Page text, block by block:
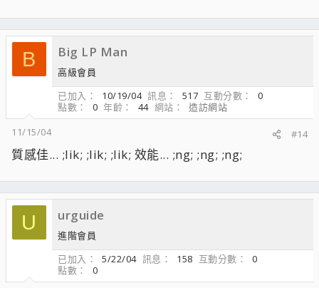
B Big LP Man
高級會員
已加入
10/19/04 訊息 517 互動分數
0
點數
0 年齡 44 網站
造訪網站
11/15/04
#14
質感佳... ;lik; ;lik; ;lik; 效能... ;ng; ;ng; ;ng;
U urguide
進階會員
已加入
5/22/04 訊息 158 互動分數
0
點數
0